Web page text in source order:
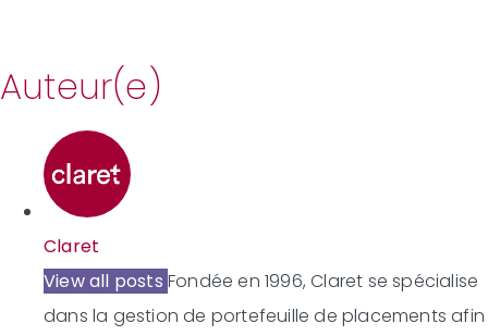
Auteur(e)
Claret
View all posts Fondée en 1996, Claret se spécialise
dans la gestion de portefeuille de placements afin